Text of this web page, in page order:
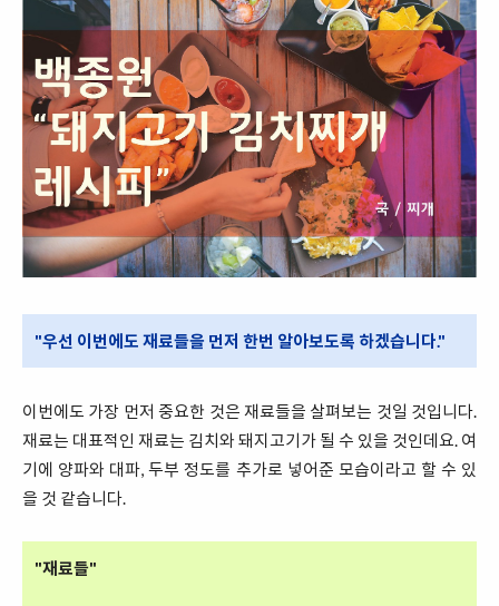
"우선 이번에도 재료들을 먼저 한번 알아보도록 하겠습니다."
이번에도 가장 먼저 중요한 것은 재료들을 살펴보는 것일 것입니다.
재료는 대표적인 재료는 김치와 돼지고기가 될 수 있을 것인데요. 여
기에 양파와 대파, 두부 정도를 추가로 넣어준 모습이라고 할 수 있
을 것 같습니다.
"재료들"